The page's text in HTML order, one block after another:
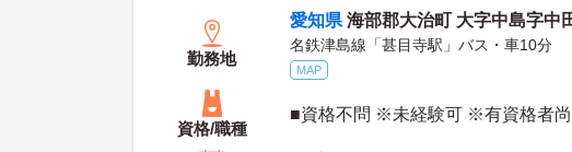
勤務地
愛知県 海部郡大治町 大字中島字中
名鉄津島線「甚目寺駅」バス・車10分
MAP
資格/職種
■資格不問 ※未経験可 ※有資格者